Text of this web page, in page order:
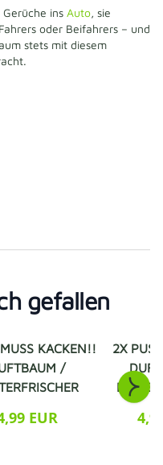
ins Auto, sie
oder Beifahrers – und
stets mit diesem
gefallen
KACKEN!!
/
EUR
2X